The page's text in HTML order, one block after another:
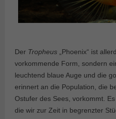
Der Tropheus „Phoenix“ ist
vorkommende Form, sondern
leuchtend blaue Auge und die
erinnert an die Population, die
Ostufer des Sees, vorkommt.
die wir zur Zeit in begrenzter